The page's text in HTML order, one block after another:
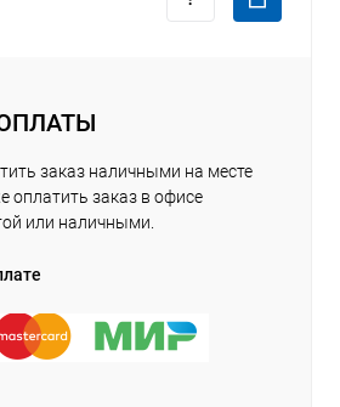
заказ наличными на месте
оплатить заказ в офисе
или наличными.